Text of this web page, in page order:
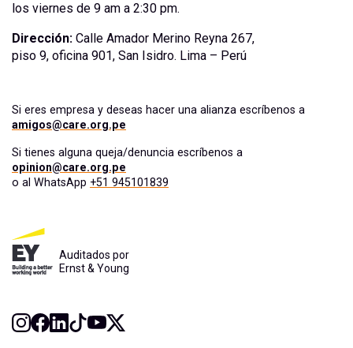
los viernes de 9 am a 2:30 pm.
Dirección: Calle Amador Merino Reyna 267,
piso 9, oficina 901, San Isidro. Lima – Perú
Si eres empresa y deseas hacer una alianza escríbenos a
amigos@care.org.pe
Si tienes alguna queja/denuncia escríbenos a
opinion@care.org.pe
o al WhatsApp +51 945101839
Auditados por
Ernst & Young